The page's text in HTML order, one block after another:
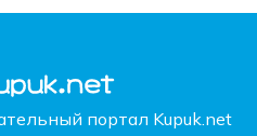
портал Kupuk.net